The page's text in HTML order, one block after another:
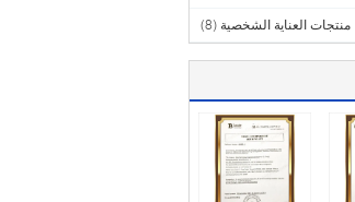
منتجات العناية الشخصية (8)